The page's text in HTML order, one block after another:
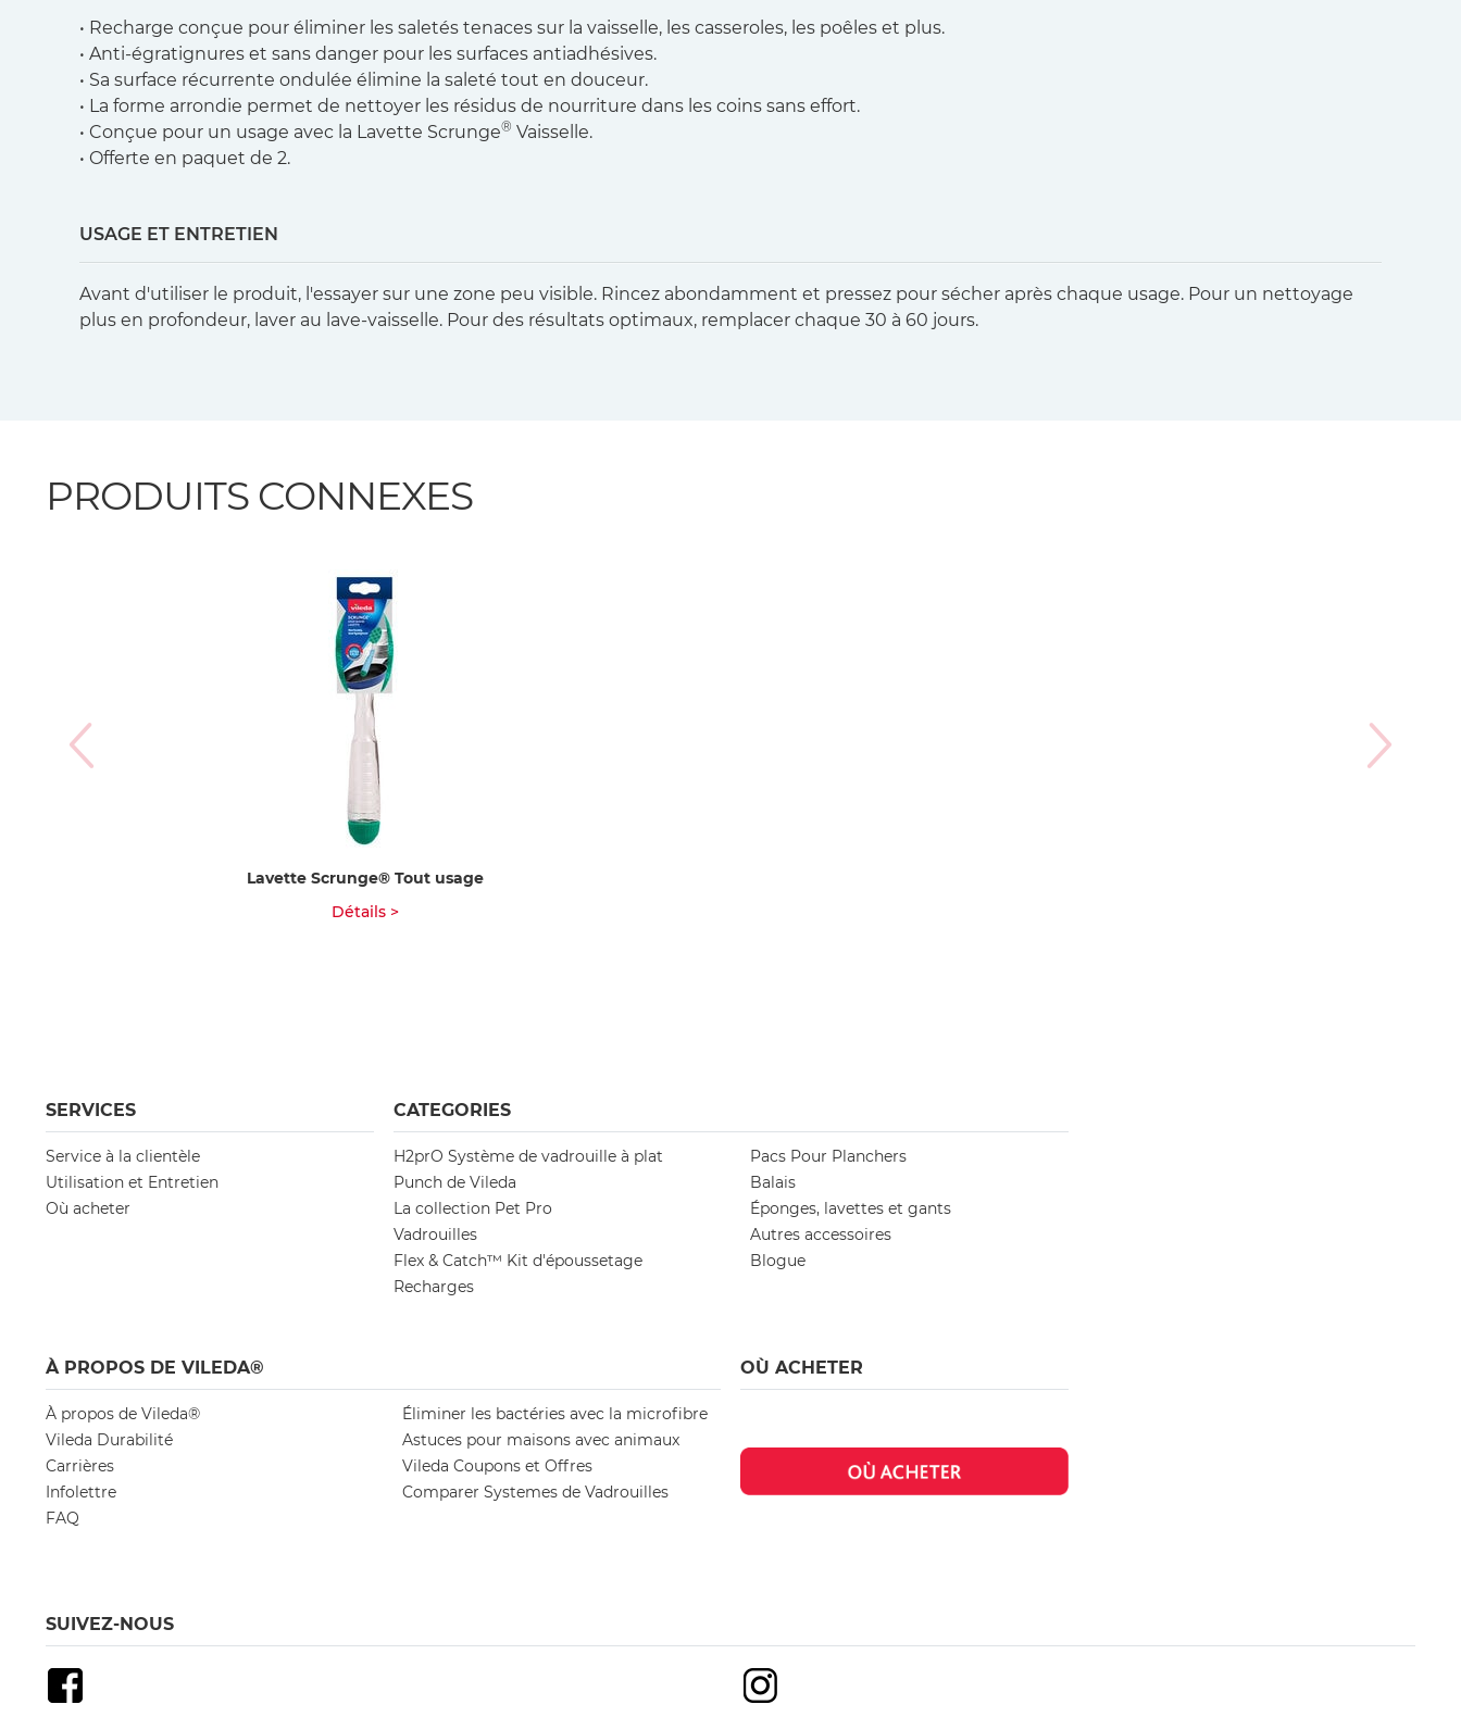
• Recharge conçue pour éliminer les saletés tenaces sur la vaisselle, les casseroles, les poêles et plus.
• Anti-égratignures et sans danger pour les surfaces antiadhésives.
• Sa surface récurrente ondulée élimine la saleté tout en douceur.
• La forme arrondie permet de nettoyer les résidus de nourriture dans les coins sans effort.
• Conçue pour un usage avec la Lavette Scrunge® Vaisselle.
• Offerte en paquet de 2.
USAGE ET ENTRETIEN
Avant d'utiliser le produit, l'essayer sur une zone peu visible. Rincez abondamment et pressez pour sécher après chaque usage. Pour un nettoyage
plus en profondeur, laver au lave-vaisselle. Pour des résultats optimaux, remplacer chaque 30 à 60 jours.
PRODUITS CONNEXES
Lavette Scrunge® Tout usage
Détails >
SERVICES
Service à la clientèle
Utilisation et Entretien
Où acheter
CATEGORIES
H2prO Système de vadrouille à plat
Punch de Vileda
La collection Pet Pro
Vadrouilles
Flex & Catch™ Kit d'époussetage
Recharges
Pacs Pour Planchers
Balais
Éponges, lavettes et gants
Autres accessoires
Blogue
À PROPOS DE VILEDA®
À propos de Vileda®
Vileda Durabilité
Carrières
Infolettre
FAQ
Éliminer les bactéries avec la microfibre
Astuces pour maisons avec animaux
Vileda Coupons et Offres
Comparer Systemes de Vadrouilles
OÙ ACHETER
SUIVEZ-NOUS